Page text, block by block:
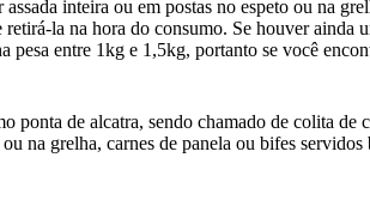
assada inteira ou em postas no espeto ou na
retirá-la na hora do consumo. Se houver ainda
pesa entre 1kg e 1,5kg, portanto se você
ponta de alcatra, sendo chamado de colita
ou na grelha, carnes de panela ou bifes